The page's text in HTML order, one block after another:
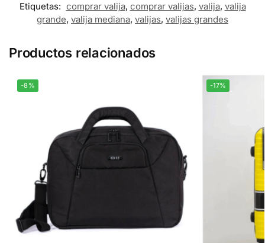
Etiquetas: comprar valija, comprar valijas, valija, valija
grande, valija mediana, valijas, valijas grandes
Productos relacionados
-8% -17%